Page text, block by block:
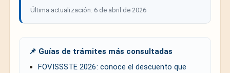
Última actualización: 6 de abril de 2026
📌 Guías de trámites más consultadas
FOVISSSTE 2026: conoce el descuento que